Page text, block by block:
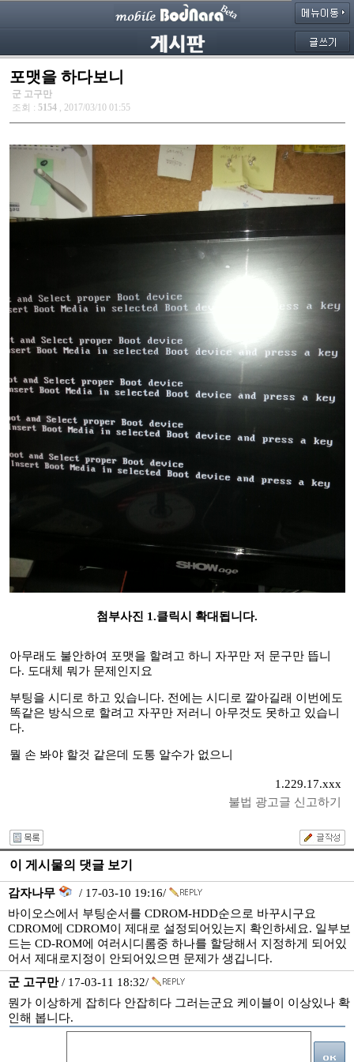
포맷을 하다보니
군 고구만
조회 : 5154 , 2017/03/10 01:55
첨부사진 1.클릭시 확대됩니다.
아무래도 불안하여 포맷을 할려고 하니 자꾸만 저 문구만 뜹니
다. 도대체 뭐가 문제인지요
부팅을 시디로 하고 있습니다. 전에는 시디로 깔아길래 이번에도
똑같은 방식으로 할려고 자꾸만 저러니 아무것도 못하고 있습니
다.
뭘 손 봐야 할것 같은데 도통 알수가 없으니
1.229.17.xxx
불법 광고글 신고하기
이 게시물의 댓글 보기
감자나무
/ 17-03-10 19:16/
바이오스에서 부팅순서를 CDROM-HDD순으로 바꾸시구요
CDROM에 CDROM이 제대로 설정되어있는지 확인하세요. 일부보
드는 CD-ROM에 여러시디롬중 하나를 할당해서 지정하게 되어있
어서 제대로지정이 안되어있으면 문제가 생깁니다.
군 고구만/ 17-03-11 18:32/
뭔가 이상하게 잡히다 안잡히다 그러는군요 케이블이 이상있나 확
인해 봅니다.